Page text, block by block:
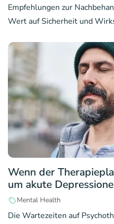
Empfehlungen zur
Wert auf Sicherheit und
Wenn der
um akute
Mental Health
Die Wartezeiten auf